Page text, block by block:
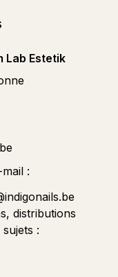
Lab Estetik
:
distributions
: